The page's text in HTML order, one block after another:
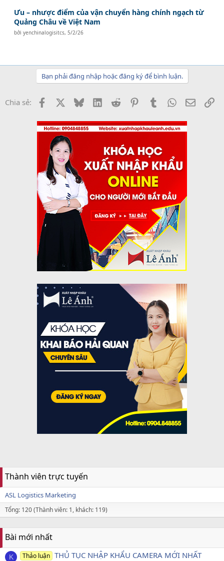
Ưu – nhược điểm của vận chuyển hàng chính ngạch từ
Quảng Châu về Việt Nam
bởiyenchinalogisitcs,5/2/26
Bạn phải đăng nhập hoặc đăng ký để bình luận.
Chia sẻ: Facebook BlueskyLinkedInReddit PinterestTumblrWhatsApp
Email
Thành viên trực tuyến
ASL Logistics Marketing
Tổng: 120 (Thành viên: 1, khách: 119)
Bài mới nhất
K Thảo luận THỦ TỤC NHẬP KHẨU CAMERA MỚI NHẤT